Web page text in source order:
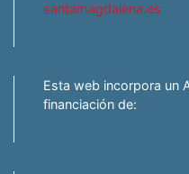
santamagdalena.es
Esta web incorpora un
financiación de: